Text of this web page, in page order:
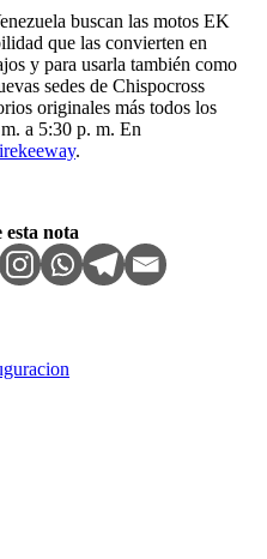
buscan las motos EK
que las convierten en
y para usarla también como
sedes de Chispocross
originales más todos los
a 5:30 p. m. En
.
nota